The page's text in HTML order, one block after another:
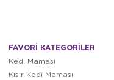
FAVORİ KATEGORİLER
Kedi Maması
Kısır Kedi Maması